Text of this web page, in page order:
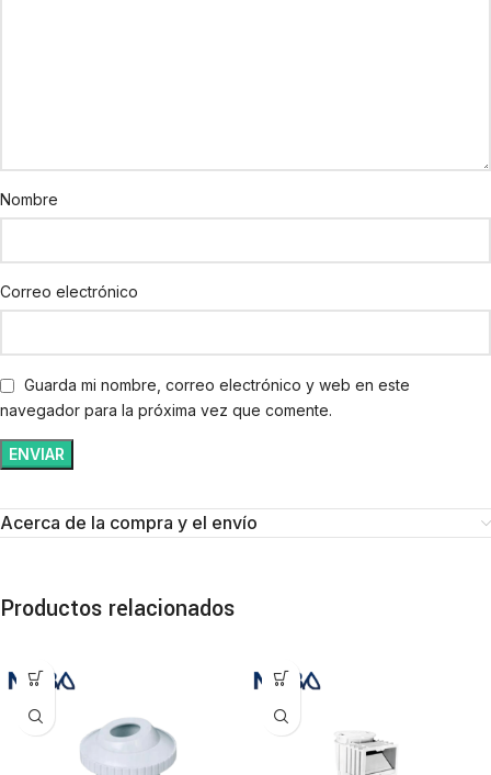
Nombre
Correo electrónico
Guarda mi nombre, correo electrónico y web en este
navegador para la próxima vez que comente.
Acerca de la compra y el envío
Productos relacionados